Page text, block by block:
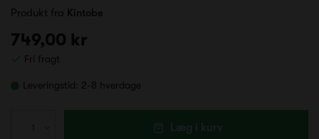
Produkt fra Kintobe
749,00 kr
Fri fragt
Leveringstid: 2-8 hverdage
Læg i kurv